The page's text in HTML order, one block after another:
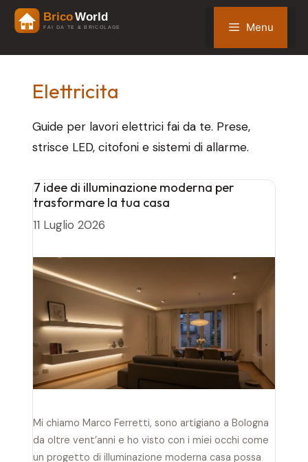
Menu
Elettricita
Guide per lavori elettrici fai da te. Prese,
strisce LED, citofoni e sistemi di allarme.
7 idee di illuminazione moderna per
trasformare la tua casa
11 Luglio 2026
Mi chiamo Marco Ferretti, sono artigiano a Bologna
da oltre vent’anni e ho visto con i miei occhi come
un progetto di illuminazione moderna casa possa